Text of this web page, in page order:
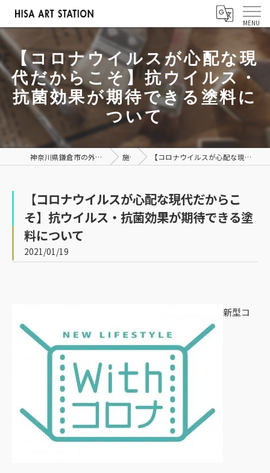
【コロナウイルスが心配な現
代だからこそ】抗ウイルス・
抗菌効果が期待できる塗料に
ついて
神奈川県鎌倉市の外壁塗装なら株式会社ヒサアートステーション 施工事例 【コロナウイルスが心配な現代だからこそ】抗ウイルス・抗菌効果が期待できる塗料について
【コロナウイルスが心配な現代だからこ
そ】抗ウイルス・抗菌効果が期待できる塗
料について
2021/01/19
新型コ